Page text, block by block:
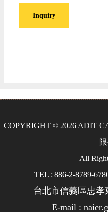
Inquiry
COPYRIGHT © 2026 ADIT
All
TEL : 886-2-8789-
台北市信義區忠孝
E-mail :